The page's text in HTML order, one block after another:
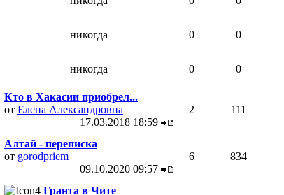
никогда 0 0
никогда 0 0
Кто в Хакасии приобрел...
от Елена Александровна
17.03.2018 18:59
2 111
Алтай - переписка
от gorodpriem
09.10.2020 09:57
6 834
Гранта в Чите